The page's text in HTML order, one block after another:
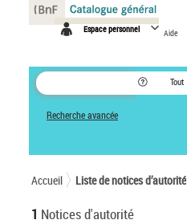
Espace personnel Aide
Tout
Recherche avancée
Accueil Liste de notices d’autorité
1 Notices d'autorité
Panneau de gestion des cookies